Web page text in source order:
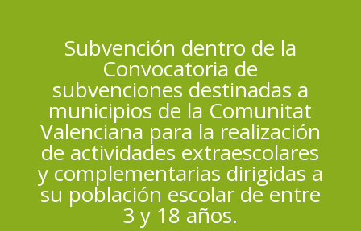
Subvención dentro de la
Convocatoria de
subvenciones destinadas a
municipios de la Comunitat
Valenciana para la realización
de actividades extraescolares
y complementarias dirigidas a
su población escolar de entre
3 y 18 años.